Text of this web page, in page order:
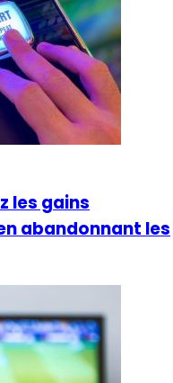
les gains
abandonnant les